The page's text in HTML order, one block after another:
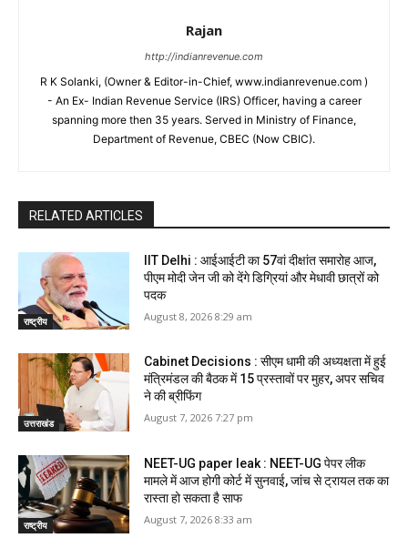
Rajan
http://indianrevenue.com
R K Solanki, (Owner & Editor-in-Chief, www.indianrevenue.com )
- An Ex- Indian Revenue Service (IRS) Officer, having a career
spanning more then 35 years. Served in Ministry of Finance,
Department of Revenue, CBEC (Now CBIC).
RELATED ARTICLES
राष्ट्रीय
IIT Delhi : आईआईटी का 57वां दीक्षांत समारोह आज,
पीएम मोदी जेन जी को देंगे डिग्रियां और मेधावी छात्रों को
पदक
August 8, 2026 8:29 am
उत्तराखंड
Cabinet Decisions : सीएम धामी की अध्यक्षता में हुई
मंत्रिमंडल की बैठक में 15 प्रस्तावों पर मुहर, अपर सचिव
ने की ब्रीफिंग
August 7, 2026 7:27 pm
राष्ट्रीय
NEET-UG paper leak : NEET-UG पेपर लीक
मामले में आज होगी कोर्ट में सुनवाई, जांच से ट्रायल तक का
रास्ता हो सकता है साफ
August 7, 2026 8:33 am